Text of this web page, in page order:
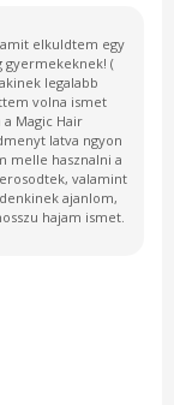
amit elkuldtem egy
gyermekeknek! (
legalabb
volna ismet
Magic Hair
latva ngyon
melle hasznalni a
valamint
ajanlom,
hajam ismet.